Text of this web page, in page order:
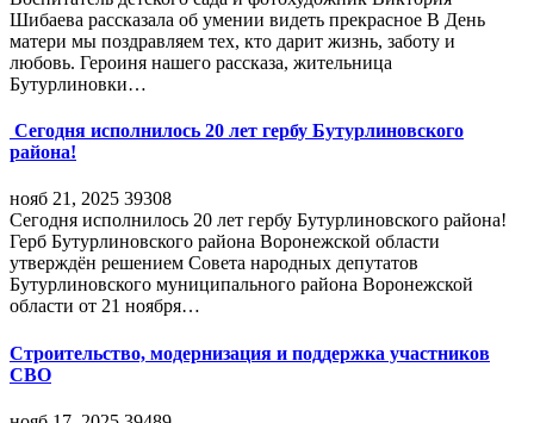
Шибаева рассказала об умении видеть прекрасное В День
матери мы поздравляем тех, кто дарит жизнь, заботу и
любовь. Героиня нашего рассказа, жительница
Бутурлиновки…
Сегодня исполнилось 20 лет гербу Бутурлиновского
района!
нояб 21, 2025 39308
Сегодня исполнилось 20 лет гербу Бутурлиновского района!
Герб Бутурлиновского района Воронежской области
утверждён решением Совета народных депутатов
Бутурлиновского муниципального района Воронежской
области от 21 ноября…
Строительство, модернизация и поддержка участников
СВО